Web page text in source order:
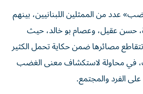
عدد من الممثلين اللبنانيين، بينهم
حسن عقيل، وعصام بو خالد، حيث
مصائرها ضمن حكاية تحمل الكثير
في محاولة لاستكشاف معنى الغضب
الفرد والمجتمع.